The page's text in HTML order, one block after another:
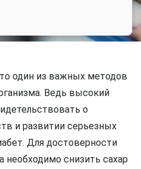
один из важных методов
Ведь высокий
о
и развитии серьезных
Для достоверности
необходимо снизить сахар